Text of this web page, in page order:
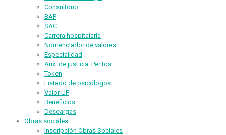
Consultorio
BAP
SAC
Carrera hospitalaria
Nomenclador de valores
Especialidad
Aux. de justicia. Peritos
Token
Listado de psicólogos
Valor UP
Beneficios
Descargas
Obras sociales
Inscripción Obras Sociales